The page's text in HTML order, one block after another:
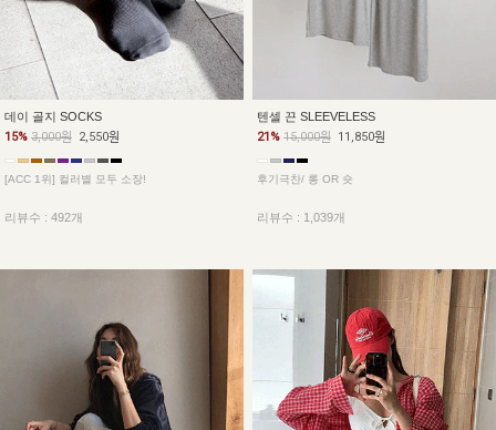
데이 골지 SOCKS
15% 3,000원 2,550원
[ACC 1위] 컬러별 모두 소장!
리뷰수 : 492개
텐셀 끈 SLEEVELESS
21% 15,000원 11,850원
후기극찬/ 롱 OR 숏
리뷰수 : 1,039개